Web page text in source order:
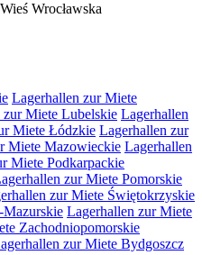
Wrocławska
Lagerhallen zur Miete
zur Miete Lubelskie Lagerhallen
Miete Łódzkie Lagerhallen zur
Miete Mazowieckie Lagerhallen
Miete Podkarpackie
zur Miete Pomorskie
zur Miete Świętokrzyskie
Mazurskie Lagerhallen zur Miete
Zachodniopomorskie
zur Miete Bydgoszcz